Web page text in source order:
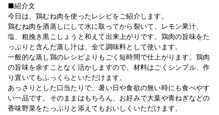
■紹介文
今日は、鶏むね肉を使ったレシピをご紹介します。
鶏むね肉を酒蒸しにして水に取ってから裂いて、レモン果汁、
塩、粗挽き黒こしょうと和えて出来上がりです。鶏肉の旨味をた
っぷりと含んだ蒸し汁は、全て調味料として使います。
一般的な蒸し鶏のレシピよりもごく短時間で仕上がります。鶏肉
の旨味を余すことなく活かしますので、材料はごくシンプル、作
り置いてもふっくらといただけます。
あっさりとした口当たりで、暑い日や食欲の無い時にも食べやす
い一品です。そのままはもちろん、お好みで大葉や青ねぎなどの
香味野菜をたっぷりと添えてもおいしくいただけます。